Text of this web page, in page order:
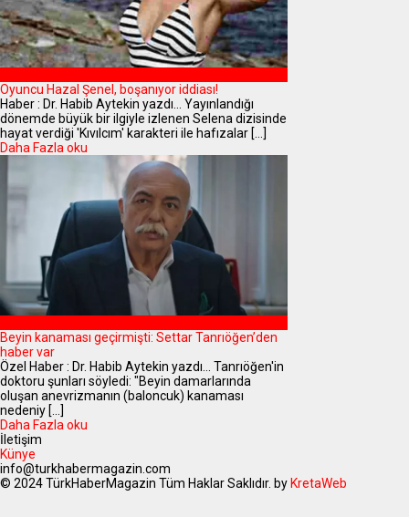
Oyuncu Hazal Şenel, boşanıyor iddiası!
Haber : Dr. Habib Aytekin yazdı... Yayınlandığı
dönemde büyük bir ilgiyle izlenen Selena dizisinde
hayat verdiği 'Kıvılcım' karakteri ile hafızalar [...]
Daha Fazla oku
Beyin kanaması geçirmişti: Settar Tanrıöğen’den
haber var
Özel Haber : Dr. Habib Aytekin yazdı... Tanrıöğen'in
doktoru şunları söyledi: "Beyin damarlarında
oluşan anevrizmanın (baloncuk) kanaması
nedeniy [...]
Daha Fazla oku
İletişim
Künye
info@turkhabermagazin.com
© 2024 TürkHaberMagazin Tüm Haklar Saklıdır. by KretaWeb